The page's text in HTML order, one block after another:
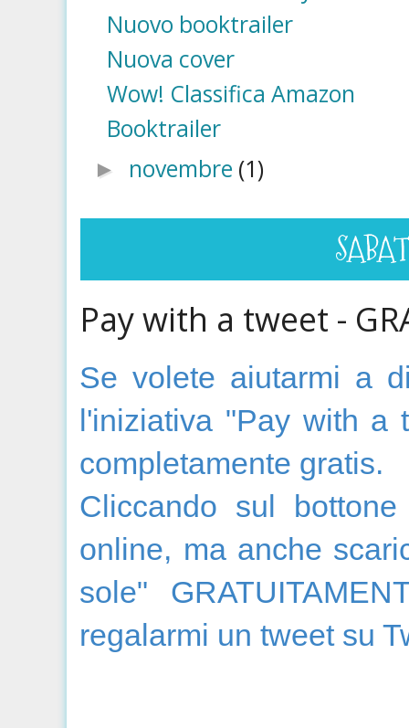
Nuovo booktrailer
Nuova cover
Wow! Classifica Amazon
Booktrailer
► novembre (1)
Pay with a tweet -
Se volete aiutarmi a
l'iniziativa "Pay with a
completamente gratis.
Cliccando sul
online, ma anche
sole"
regalarmi un tweet su